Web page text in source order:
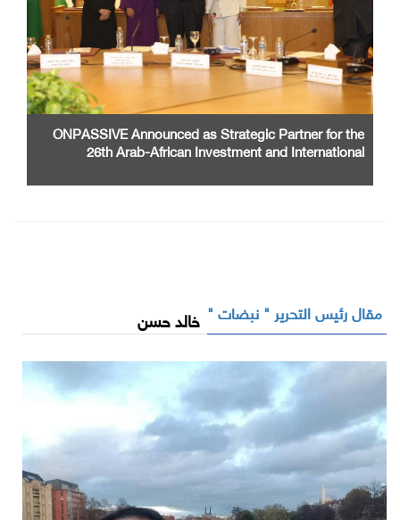
ONPASSIVE Announced as Strategic Partner for the
26th Arab-African Investment and International
مقال رئيس التحرير " نبضات " خالد حسن